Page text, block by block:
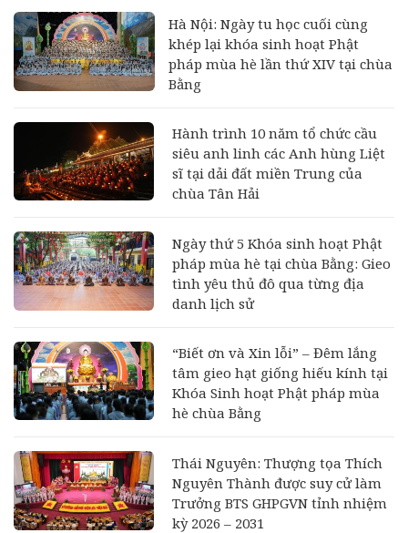
Hà Nội: Ngày tu học cuối cùng
khép lại khóa sinh hoạt Phật
pháp mùa hè lần thứ XIV tại chùa
Bằng
Hành trình 10 năm tổ chức cầu
siêu anh linh các Anh hùng Liệt
sĩ tại dải đất miền Trung của
chùa Tân Hải
Ngày thứ 5 Khóa sinh hoạt Phật
pháp mùa hè tại chùa Bằng: Gieo
tình yêu thủ đô qua từng địa
danh lịch sử
“Biết ơn và Xin lỗi” – Đêm lắng
tâm gieo hạt giống hiếu kính tại
Khóa Sinh hoạt Phật pháp mùa
hè chùa Bằng
Thái Nguyên: Thượng tọa Thích
Nguyên Thành được suy cử làm
Trưởng BTS GHPGVN tỉnh nhiệm
kỳ 2026 – 2031